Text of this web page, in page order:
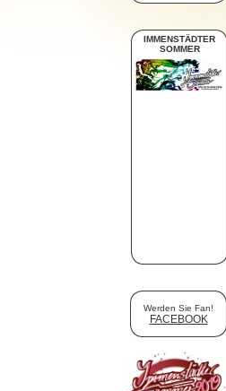
IMMENSTÄDTER
SOMMER
Werden Sie Fan!
FACEBOOK